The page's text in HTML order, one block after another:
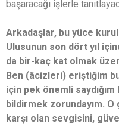
başaracağı işlerle
Arkadaşlar, bu yüce
Ulusunun son dört yıl
da bir-kaç kat olmak
Ben (âcizleri) eriştiğim
için pek önemli
bildirmek zorundayım.
karşı olan sevgisini,